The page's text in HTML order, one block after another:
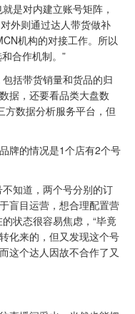
是对内建立账号矩阵，
外则通过达人带货做补
机构的对接工作。所以
合作机制。”
括带货销量和货品的归
据，还要看品类大盘数
方数据分析服务平台，但
牌的情况是1个店有2个号
知道，两个号分别的订
盲目运营，想合理配置营
状态很容易焦虑，“毕竟
化来的，但又发现这个号
这个达人因故不合作了又